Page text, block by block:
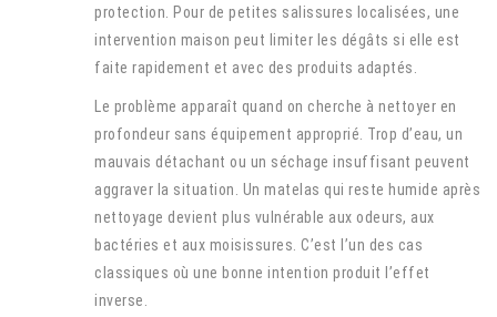
protection. Pour de petites salissures localisées, une
intervention maison peut limiter les dégâts si elle est
faite rapidement et avec des produits adaptés.
Le problème apparaît quand on cherche à nettoyer en
profondeur sans équipement approprié. Trop d’eau, un
mauvais détachant ou un séchage insuffisant peuvent
aggraver la situation. Un matelas qui reste humide après
nettoyage devient plus vulnérable aux odeurs, aux
bactéries et aux moisissures. C’est l’un des cas
classiques où une bonne intention produit l’effet
inverse.